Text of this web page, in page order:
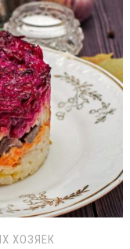
ХОЗЯЕК